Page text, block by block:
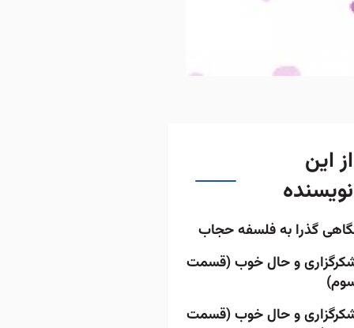
از این
نویسنده
گذرا به فلسفه حجاب
و حال خوب (قسمت
و حال خوب (قسمت